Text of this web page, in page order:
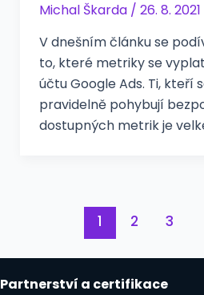
Michal Škarda / 26. 8. 2021
V dnešním článku se
to, které metriky se
účtu Google Ads. Ti, kteří
pravidelně pohybují
dostupných metrik je
1 2 3
Partnerství a certifikace